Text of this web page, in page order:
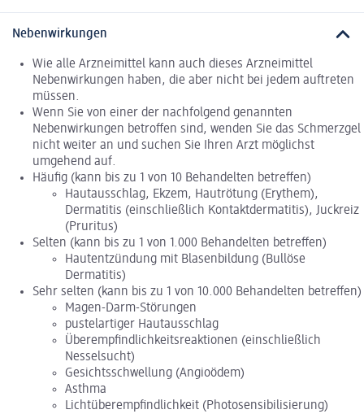
Nebenwirkungen
Wie alle Arzneimittel kann auch dieses Arzneimittel
Nebenwirkungen haben, die aber nicht bei jedem auftreten
müssen.
Wenn Sie von einer der nachfolgend genannten
Nebenwirkungen betroffen sind, wenden Sie das Schmerzgel
nicht weiter an und suchen Sie Ihren Arzt möglichst
umgehend auf.
Häufig (kann bis zu 1 von 10 Behandelten betreffen)
Hautausschlag, Ekzem, Hautrötung (Erythem),
Dermatitis (einschließlich Kontaktdermatitis), Juckreiz
(Pruritus)
Selten (kann bis zu 1 von 1.000 Behandelten betreffen)
Hautentzündung mit Blasenbildung (Bullöse
Dermatitis)
Sehr selten (kann bis zu 1 von 10.000 Behandelten betreffen)
Magen-Darm-Störungen
pustelartiger Hautausschlag
Überempfindlichkeitsreaktionen (einschließlich
Nesselsucht)
Gesichtsschwellung (Angioödem)
Asthma
Lichtüberempfindlichkeit (Photosensibilisierung)